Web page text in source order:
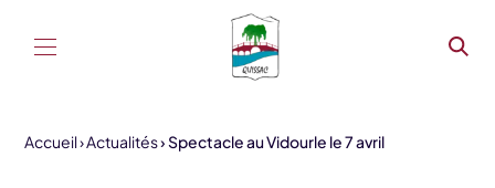
Accueil Actualités Spectacle au Vidourle le 7 avril